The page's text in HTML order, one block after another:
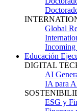
Global
Incoming
Educación
DIGITAL
AI
IA para
ESG y